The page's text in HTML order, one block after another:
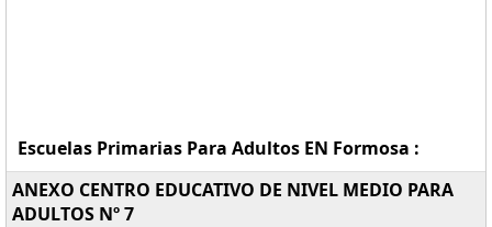
Escuelas Primarias Para Adultos EN Formosa :
ANEXO CENTRO EDUCATIVO DE NIVEL MEDIO PARA
ADULTOS Nº 7